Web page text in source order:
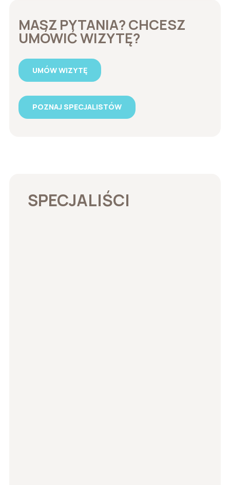
MASZ PYTANIA? CHCESZ
UMÓWIĆ WIZYTĘ?
UMÓW WIZYTĘ
POZNAJ SPECJALISTÓW
SPECJALIŚCI